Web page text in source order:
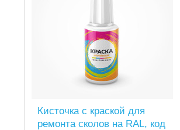
Кисточка с краской для
ремонта сколов на RAL, код